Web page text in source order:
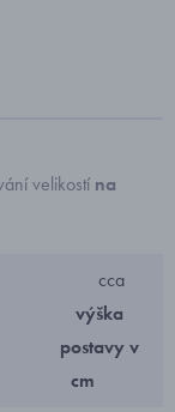
velikostí na
cca
výška
postavy v
cm